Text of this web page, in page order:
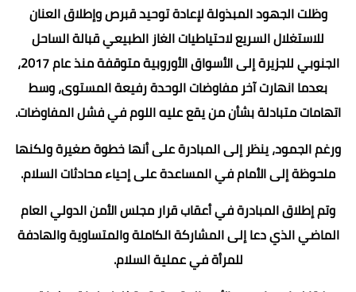
وظلت الجهود المبذولة لإعادة توحيد قبرص وإطلاق العنان
للاستغلال السريع لاحتياطيات الغاز الطبيعي قبالة الساحل
الجنوبي للجزيرة إلى الأسواق الأوروبية متوقفة منذ عام 2017،
بعدما انهارت آخر مفاوضات الوحدة رفيعة المستوى، وسط
اتهامات متبادلة بشأن من يقع عليه اللوم في فشل المفاوضات.
ورغم الجمود، ينظر إلى المبادرة على أنها خطوة صغيرة ولكنها
ملحوظة إلى الأمام في المساعدة على إحياء محادثات السلام.
وتم إطلاق المبادرة في أعقاب قرار مجلس الأمن الدولي العام
الماضي الذي دعا إلى المشاركة الكاملة والمتساوية والهادفة
للمرأة في عملية السلام.